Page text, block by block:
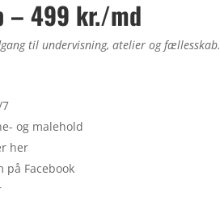
– 499 kr./md
til undervisning, atelier og fællesskab.
og malehold
her
på Facebook